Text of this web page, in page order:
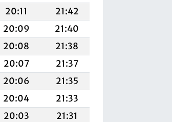
20:11
21:42
20:09
21:40
20:08
21:38
20:07
21:37
20:06
21:35
20:04
21:33
20:03
21:31